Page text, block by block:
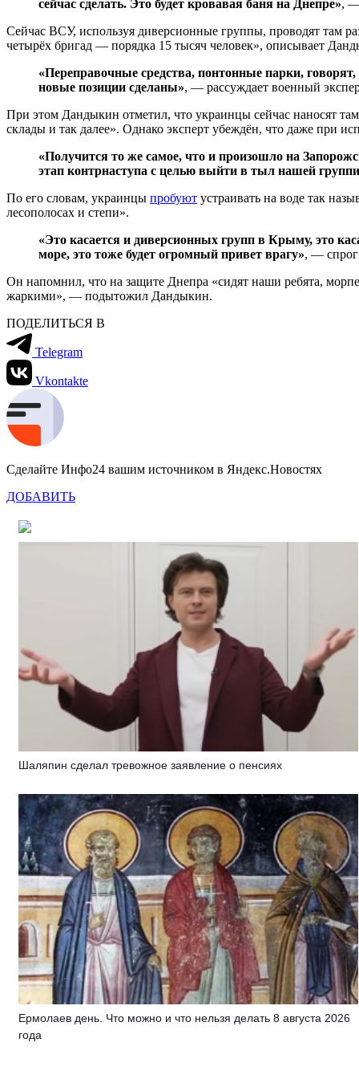
сейчас сделать. Это будет кровавая баня на Днепре», —
Сейчас ВСУ, используя диверсионные группы, проводят там
четырёх бригад — порядка 15 тысяч человек», описывает
«Переправочные средства, понтонные парки,
новые позиции сделаны», — рассуждает военный
При этом Дандыкин отметил, что украинцы сейчас наносят
склады и так далее». Однако эксперт убеждён, что даже при
«Получится то же самое, что и произошло на
этап контрнаступа с целью выйти в тыл нашей
По его словам, украинцы пробуют устраивать на воде так
лесополосах и степи».
«Это касается и диверсионных групп в Крыму, это
море, это тоже будет огромный привет врагу», —
Он напомнил, что на защите Днепра «сидят наши ребята,
жаркими», — подытожил Дандыкин.
ПОДЕЛИТЬСЯ В
Telegram
Vkontakte
Сделайте Инфо24 вашим источником в Яндекс.Новостях
ДОБАВИТЬ
Шаляпин сделал тревожное заявление о пенсиях
Ермолаев день. Что можно и что нельзя делать 8 августа 2026
года